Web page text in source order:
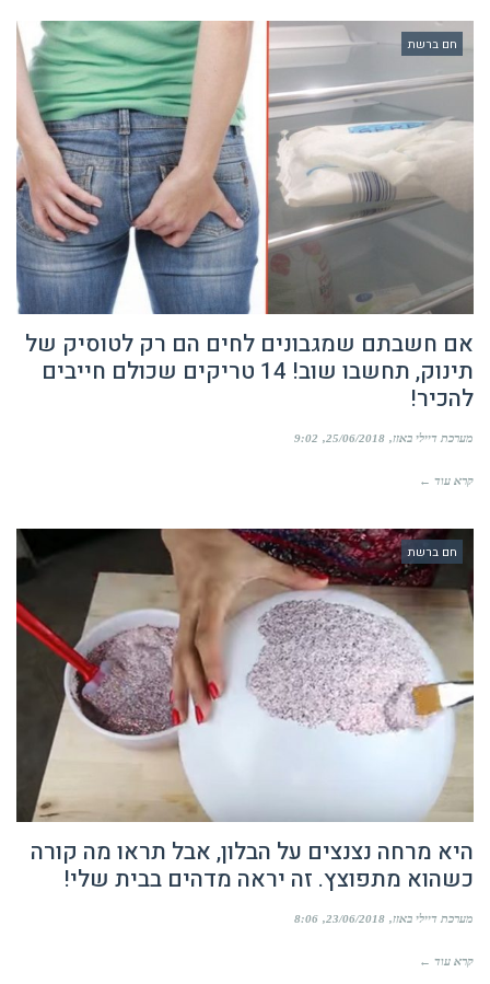
חם ברשת
אם חשבתם שמגבונים לחים הם רק לטוסיק של
תינוק, תחשבו שוב! 14 טריקים שכולם חייבים
להכיר!
מערכת דיילי באזז 25/06/2018
9:02
קרא עוד ←
חם ברשת
היא מרחה נצנצים על הבלון, אבל תראו מה קורה
כשהוא מתפוצץ. זה יראה מדהים בבית שלי!
מערכת דיילי באזז 23/06/2018
8:06
קרא עוד ←